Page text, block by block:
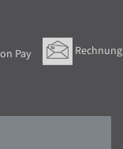
Pay Rechnung